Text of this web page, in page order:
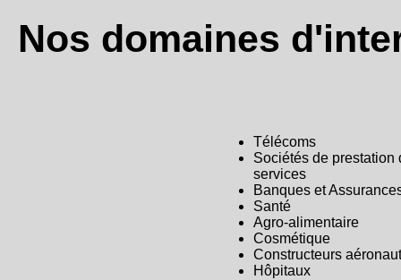
Nos domaines
Télécoms
Sociétés de prestation
services
Banques et
Santé
Agro-alimentaire
Cosmétique
Constructeurs
Hôpitaux